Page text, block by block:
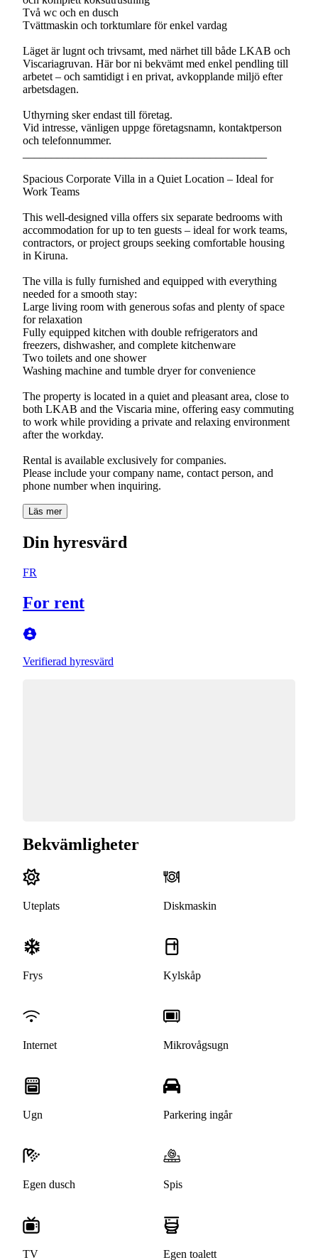
Två wc och en dusch
Tvättmaskin och torktumlare för enkel vardag
Läget är lugnt och trivsamt, med närhet till både LKAB och
Viscariagruvan. Här bor ni bekvämt med enkel pendling till
arbetet – och samtidigt i en privat, avkopplande miljö efter
arbetsdagen.
Uthyrning sker endast till företag.
Vid intresse, vänligen uppge företagsnamn, kontaktperson
och telefonnummer.
Spacious Corporate Villa in a Quiet Location – Ideal for
Work Teams
This well-designed villa offers six separate bedrooms with
accommodation for up to ten guests – ideal for work teams,
contractors, or project groups seeking comfortable housing
in Kiruna.
The villa is fully furnished and equipped with everything
needed for a smooth stay:
Large living room with generous sofas and plenty of space
for relaxation
Fully equipped kitchen with double refrigerators and
freezers, dishwasher, and complete kitchenware
Two toilets and one shower
Washing machine and tumble dryer for convenience
The property is located in a quiet and pleasant area, close to
both LKAB and the Viscaria mine, offering easy commuting
to work while providing a private and relaxing environment
after the workday.
Rental is available exclusively for companies.
Please include your company name, contact person, and
phone number when inquiring.
Läs mer
Din hyresvärd
FR
For rent
Verifierad hyresvärd
Bekvämligheter
Uteplats Diskmaskin
Frys Kylskåp
Internet Mikrovågsugn
Ugn Parkering ingår
Egen dusch Spis
TV Egen toalett